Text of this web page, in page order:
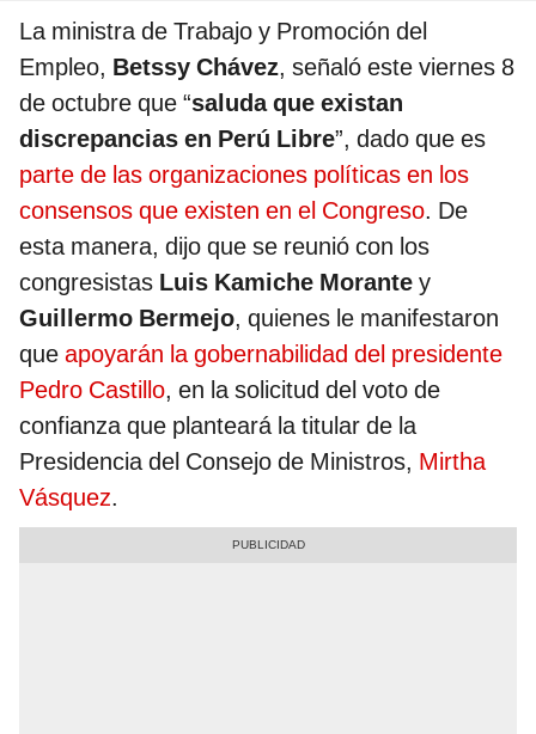
La ministra de Trabajo y Promoción del
Empleo, Betssy Chávez, señaló este viernes 8
de octubre que “saluda que existan
discrepancias en Perú Libre”, dado que es
parte de las organizaciones políticas en los
consensos que existen en el Congreso. De
esta manera, dijo que se reunió con los
congresistas Luis Kamiche Morante y
Guillermo Bermejo, quienes le manifestaron
que apoyarán la gobernabilidad del presidente
Pedro Castillo, en la solicitud del voto de
confianza que planteará la titular de la
Presidencia del Consejo de Ministros, Mirtha
Vásquez.